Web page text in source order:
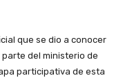
que se dio a conocer
del ministerio de
participativa de esta